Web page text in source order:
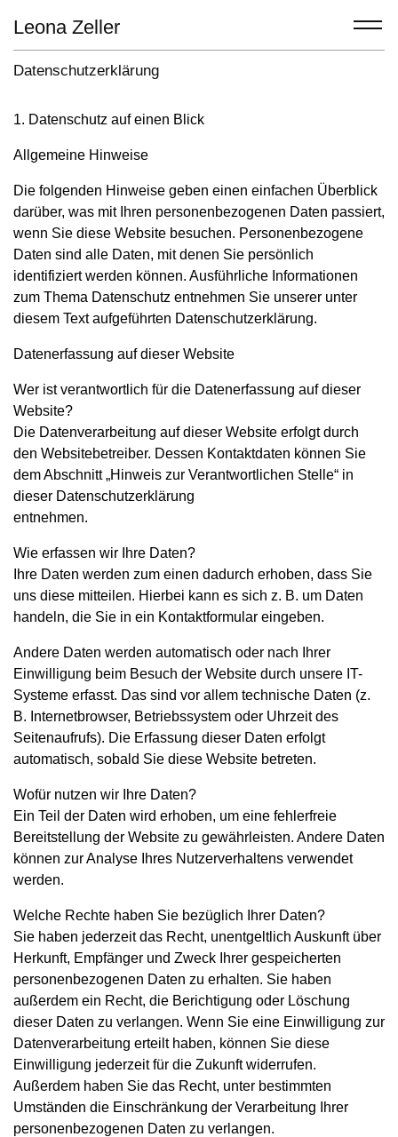
Leona Zeller
Datenschutzerklärung
1. Datenschutz auf einen Blick
Allgemeine Hinweise
Die folgenden Hinweise geben einen einfachen Überblick
darüber, was mit Ihren personenbezogenen Daten passiert,
wenn Sie diese Website besuchen. Personenbezogene
Daten sind alle Daten, mit denen Sie persönlich
identifiziert werden können. Ausführliche Informationen
zum Thema Datenschutz entnehmen Sie unserer unter
diesem Text aufgeführten Datenschutzerklärung.
Datenerfassung auf dieser Website
Wer ist verantwortlich für die Datenerfassung auf dieser
Website?
Die Datenverarbeitung auf dieser Website erfolgt durch
den Websitebetreiber. Dessen Kontaktdaten können Sie
dem Abschnitt „Hinweis zur Verantwortlichen Stelle“ in
dieser Datenschutzerklärung
entnehmen.
Wie erfassen wir Ihre Daten?
Ihre Daten werden zum einen dadurch erhoben, dass Sie
uns diese mitteilen. Hierbei kann es sich z. B. um Daten
handeln, die Sie in ein Kontaktformular eingeben.
Andere Daten werden automatisch oder nach Ihrer
Einwilligung beim Besuch der Website durch unsere IT-
Systeme erfasst. Das sind vor allem technische Daten (z.
B. Internetbrowser, Betriebssystem oder Uhrzeit des
Seitenaufrufs). Die Erfassung dieser Daten erfolgt
automatisch, sobald Sie diese Website betreten.
Wofür nutzen wir Ihre Daten?
Ein Teil der Daten wird erhoben, um eine fehlerfreie
Bereitstellung der Website zu gewährleisten. Andere Daten
können zur Analyse Ihres Nutzerverhaltens verwendet
werden.
Welche Rechte haben Sie bezüglich Ihrer Daten?
Sie haben jederzeit das Recht, unentgeltlich Auskunft über
Herkunft, Empfänger und Zweck Ihrer gespeicherten
personenbezogenen Daten zu erhalten. Sie haben
außerdem ein Recht, die Berichtigung oder Löschung
dieser Daten zu verlangen. Wenn Sie eine Einwilligung zur
Datenverarbeitung erteilt haben, können Sie diese
Einwilligung jederzeit für die Zukunft widerrufen.
Außerdem haben Sie das Recht, unter bestimmten
Umständen die Einschränkung der Verarbeitung Ihrer
personenbezogenen Daten zu verlangen.